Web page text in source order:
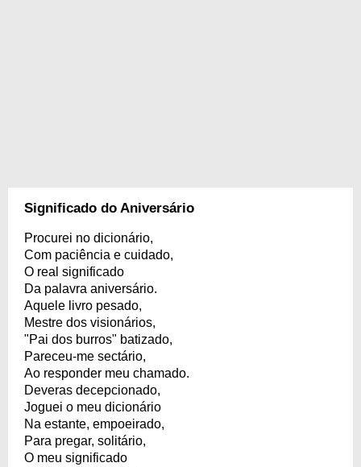
Significado do Aniversário
Procurei no dicionário,
Com paciência e cuidado,
O real significado
Da palavra aniversário.
Aquele livro pesado,
Mestre dos visionários,
"Pai dos burros" batizado,
Pareceu-me sectário,
Ao responder meu chamado.
Deveras decepcionado,
Joguei o meu dicionário
Na estante, empoeirado,
Para pregar, solitário,
O meu significado